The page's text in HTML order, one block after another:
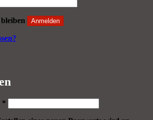
Anmelden
*Erforderlich